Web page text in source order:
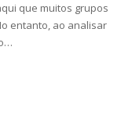
que muitos grupos
entanto, ao analisar